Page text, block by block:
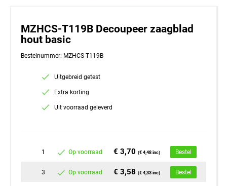
MZHCS-T119B Decoupeer zaagblad
hout basic
Bestelnummer: MZHCS-T119B
Uitgebreid getest
Extra korting
Uit voorraad geleverd
1 Op voorraad € 3,70(€ 4,48 inc) Bestel
3 Op voorraad € 3,58(€ 4,33 inc) Bestel